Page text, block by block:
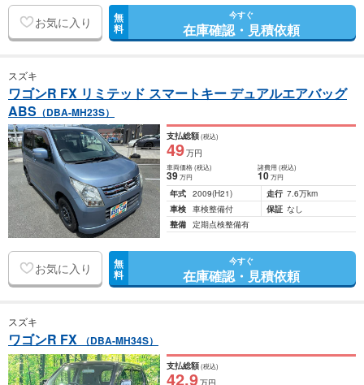
お気に入り 無
料
今すぐ
在庫確認・見積依頼
スズキ
ワゴンR FX リミテッド スマートキー デュアルエアバッグ
ABS （DBA-MH23S）
支払総額(税込)
49万円
車両価格(税込)
39万円
諸費用 (税込)
10 万円
年式 2009(H21) 走行 7.6万km
車検 車検整備付 保証 なし
整備 定期点検整備有
お気に入り 無
料
今すぐ
在庫確認・見積依頼
スズキ
ワゴンR FX （DBA-MH34S）
支払総額(税込)
42.9万円